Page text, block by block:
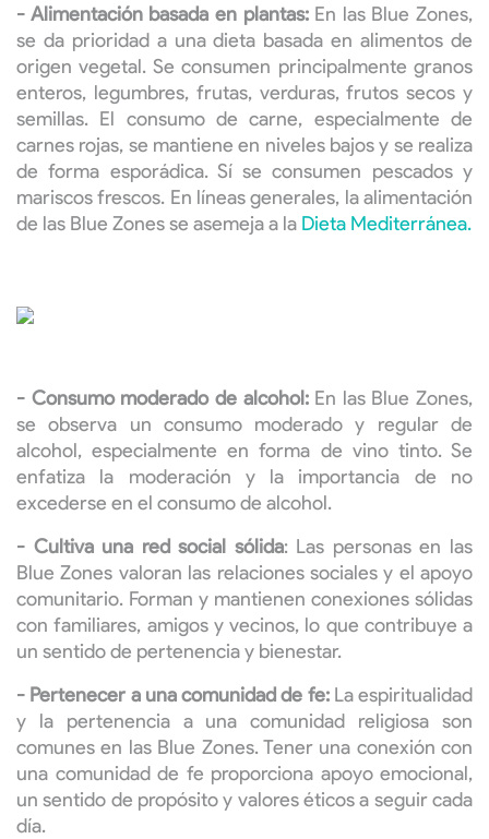
- Alimentación basada en plantas: En las Blue Zones,
se da prioridad a una dieta basada en alimentos de
origen vegetal. Se consumen principalmente granos
enteros, legumbres, frutas, verduras, frutos secos y
semillas. El consumo de carne, especialmente de
carnes rojas, se mantiene en niveles bajos y se realiza
de forma esporádica. Sí se consumen pescados y
mariscos frescos. En líneas generales, la alimentación
de las Blue Zones se asemeja a la Dieta Mediterránea.
- Consumo moderado de alcohol: En las Blue Zones,
se observa un consumo moderado y regular de
alcohol, especialmente en forma de vino tinto. Se
enfatiza la moderación y la importancia de no
excederse en el consumo de alcohol.
- Cultiva una red social sólida: Las personas en las
Blue Zones valoran las relaciones sociales y el apoyo
comunitario. Forman y mantienen conexiones sólidas
con familiares, amigos y vecinos, lo que contribuye a
un sentido de pertenencia y bienestar.
- Pertenecer a una comunidad de fe:La espiritualidad
y la pertenencia a una comunidad religiosa son
comunes en las Blue Zones. Tener una conexión con
una comunidad de fe proporciona apoyo emocional,
un sentido de propósito y valores éticos a seguir cada
día.